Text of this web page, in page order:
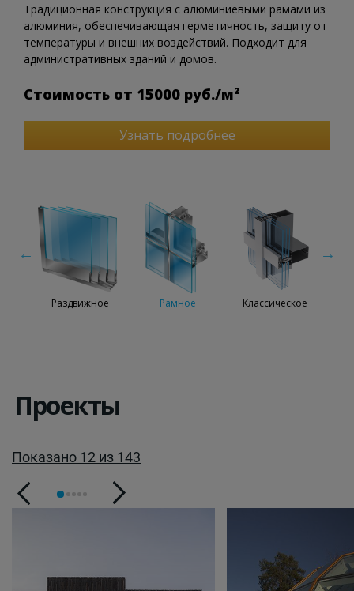
Традиционная конструкция с алюминиевыми рамами из
алюминия, обеспечивающая герметичность, защиту от
температуры и внешних воздействий. Подходит для
административных зданий и домов.
Стоимость от 15000 руб./м²
Узнать подробнее
Раздвижное Рамное Классическое
Проекты
Показано 12 из 143